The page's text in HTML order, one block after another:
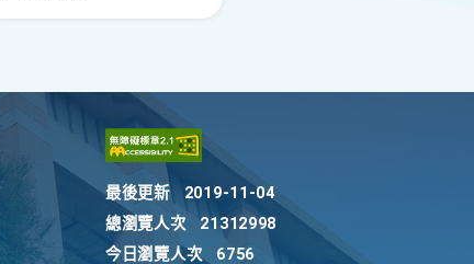
最後更新
2019-11-04
總瀏覽人次
21312998
今日瀏覽人次
6756